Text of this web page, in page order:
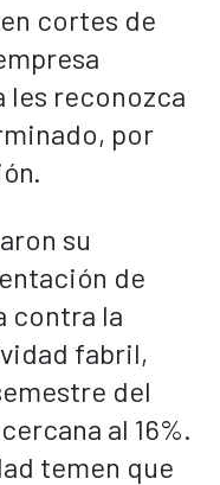
cortes de
les reconozca
por
su
de
contra la
fabril,
del
al 16%.
temen que